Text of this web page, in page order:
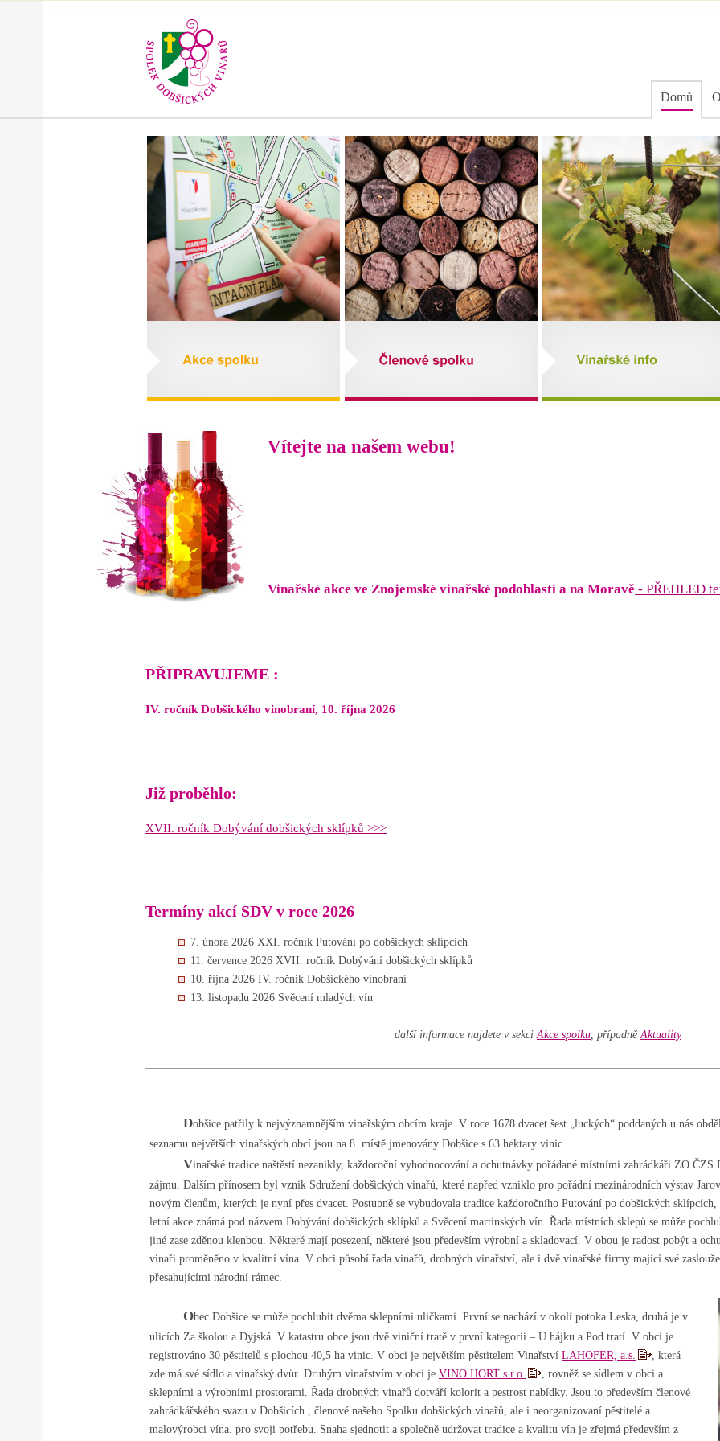
Domů
Vítejte na našem webu!
Vinařské akce ve Znojemské vinařské podoblasti a na Moravě - PŘEHLED
PŘIPRAVUJEME :
IV. ročník Dobšického vinobraní, 10. října 2026
Již proběhlo:
XVII. ročník Dobývání dobšických sklípků >>>
Termíny akcí SDV v roce 2026
7. února 2026 XXI. ročník Putování po dobšických sklípcích
11. července 2026 XVII. ročník Dobývání dobšických sklípků
10. října 2026 IV. ročník Dobšického vinobraní
13. listopadu 2026 Svěcení mladých vín
další informace najdete v sekciAkce spolku, případněAktuality
Dobšice patřily k nejvýznamnějším vinařským obcím kraje. V roce 1678 dvacet šest „luckých“ poddaných u nás
seznamu největších vinařských obcí jsou na 8. místě jmenovány Dobšice s 63 hektary vinic.
Vinařské tradice naštěstí nezanikly, každoroční vyhodnocování a ochutnávky pořádané místními zahrádkáři ZO ČZS
zájmu. Dalším přínosem byl vznik Sdružení dobšických vinařů, které napřed vzniklo pro pořádní mezinárodních výstav
novým členům, kterých je nyní přes dvacet. Postupně se vybudovala tradice každoročního Putování po dobšických
letní akce známá pod názvem Dobývání dobšických sklípků a Svěcení martinských vín. Řada místních sklepů se může
jiné zase zděnou klenbou. Některé mají posezení, některé jsou především výrobní a skladovací. V obou je radost pobýt a
vinaři proměněno v kvalitní vína. V obci působí řada vinařů, drobných vinařství, ale i dvě vinařské firmy mající své
přesahujícími národní rámec.
Obec Dobšice se může pochlubit dvěma sklepními uličkami. První se nachází v okolí potoka Leska, druhá je v
ulicích Za školou a Dyjská. V katastru obce jsou dvě viniční tratě v první kategorii – U hájku a Pod tratí. V obci je
registrováno 30 pěstitelů s plochou 40,5 ha vinic. V obci je největším pěstitelem Vinařství LAHOFER, a.s.
, která
zde má své sídlo a vinařský dvůr. Druhým vinařstvím v obci je VINO HORT s.r.o.
, rovněž se sídlem v obci a
sklepními a výrobními prostorami. Řada drobných vinařů dotváří kolorit a pestrost nabídky. Jsou to především členové
zahrádkářského svazu v Dobšicích , členové našeho Spolku dobšických vinařů, ale i neorganizovaní pěstitelé a
malovýrobci vína. pro svoji potřebu. Snaha sjednotit a společně udržovat tradice a kvalitu vín je zřejmá především z